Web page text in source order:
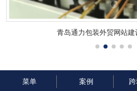
青岛通力包装外贸网站建
菜单 案例